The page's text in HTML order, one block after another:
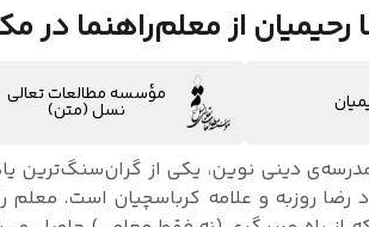
رحیمیان از معلم‌راهنما در
مؤسسه مطالعات تعالی
نسل (متن)
دینی نوین، یکی از گران‌سنگ‌ترین
رضا روزبه و علامه کرباسچیان است. معلم